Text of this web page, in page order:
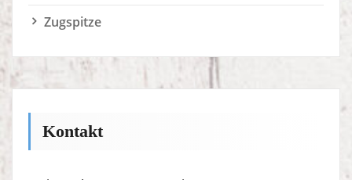
Katharina Diepold & Anton Frankenberger
Zugspitzstraße 57
Tel.: 08821 / 81234
Mail: info@zum-wias.de